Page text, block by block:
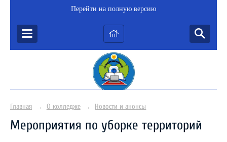
Перейти на полную версию
Главная → О колледже → Новости и анонсы
Мероприятия по уборке территорий